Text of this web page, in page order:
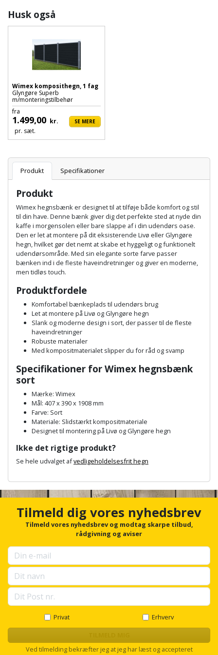
Radonsikring
Rumdeler
og
grus
Skruer,
bolte
møtrikker
Skunklem
Søm
Sternbeklædning
Tag
og
Terrassebrædder
Terrasseopklodsning
Tråd
byggeri
Træ
Vinduer
WinWin
plader
Løfteudstyr
Målebånd
Markeringsværktøj
Mejsel
Murerværktøj
Nedstryger
Nøgleværktøj
Økse
Oliekande
Palleløfter
Polsøger
Profilsaks
Reb
snor
Renseservietter
wipes
Sækkelukker
Saks
Savbuk
Savklinge
Skraber
Skruestik
Skruetrækker
Skruetvinge
Slibeartikler
rustopløser
Føringsskinne
Forlængerledning
Fugepistol
Fugtmåler
Gipsskruemaskine
Girafsliber
Girafsliber
tilbehør
Høvl
Industristøvsuger
Kantfræser
Kantlimer
Kantlimertilbehør
Kap-
geringssav
Kerneboremaskine
Klippeværktøj
Kombokit
Kompressor
Lader
Limpistol
Linjelaser
Loddekolbe
Luftværktøj
Måleinstrumenter
Malersprøjte
Gummibåd
og
Havemøbler
Havepleje
Haveredskaber
Haveslange
og
tilbehør
Havetilbehør
Højbede
Højtaler
Hylder
Jagt
fritid
Kaffe
Klæbesøm
Køkkenudstyr
Lommelygte
Merchandise
Pavillon
Personlig
pleje
Plantekasser
Postkasse
Postkassestander
Husk også
Wimex komposithegn, 1 fag
Glyngøre Superb
m/monteringstilbehør
fra
1.499,00 kr.
pr. sæt.
SE MERE
Produkt Specifikationer
Produkt
Wimex hegnsbænk er designet til at tilføje både komfort og stil
til din have. Denne bænk giver dig det perfekte sted at nyde din
kaffe i morgensolen eller bare slappe af i din udendørs oase.
Den er let at montere på dit eksisterende Livø eller Glyngøre
hegn, hvilket gør det nemt at skabe et hyggeligt og funktionelt
udendørsområde. Med sin elegante sorte farve passer
bænken ind i de fleste haveindretninger og giver en moderne,
men tidløs touch.
Produktfordele
Komfortabel bænkeplads til udendørs brug
Let at montere på Livø og Glyngøre hegn
Slank og moderne design i sort, der passer til de fleste
haveindretninger
Robuste materialer
Med kompositmaterialet slipper du for råd og svamp
Specifikationer for Wimex hegnsbænk
sort
Mærke: Wimex
Mål: 407 x 390 x 1908 mm
Farve: Sort
Materiale: Slidstærkt kompositmateriale
Designet til montering på Livø og Glyngøre hegn
Ikke det rigtige produkt?
Se hele udvalget afvedligeholdelsesfrit hegn
c
r
u
p
s
e
l
l
c
o
Tilmeld dig vores nyhedsbrev
Tilmeld vores nyhedsbrev og modtag skarpe tilbud,
rådgivning og aviser
Privat Erhverv
Ved tilmelding bekræfter jeg at jeg har læst og accepteret